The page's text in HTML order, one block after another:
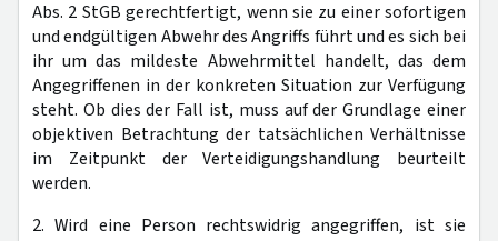
Abs. 2 StGB gerechtfertigt, wenn sie zu einer sofortigen
und endgültigen Abwehr des Angriffs führt und es sich bei
ihr um das mildeste Abwehrmittel handelt, das dem
Angegriffenen in der konkreten Situation zur Verfügung
steht. Ob dies der Fall ist, muss auf der Grundlage einer
objektiven Betrachtung der tatsächlichen Verhältnisse
im Zeitpunkt der Verteidigungshandlung beurteilt
werden.
2. Wird eine Person rechtswidrig angegriffen, ist sie